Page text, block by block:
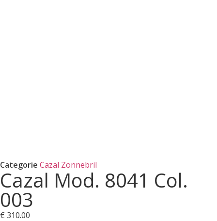
Categorie Cazal Zonnebril
Cazal Mod. 8041 Col.
003
€ 310.00